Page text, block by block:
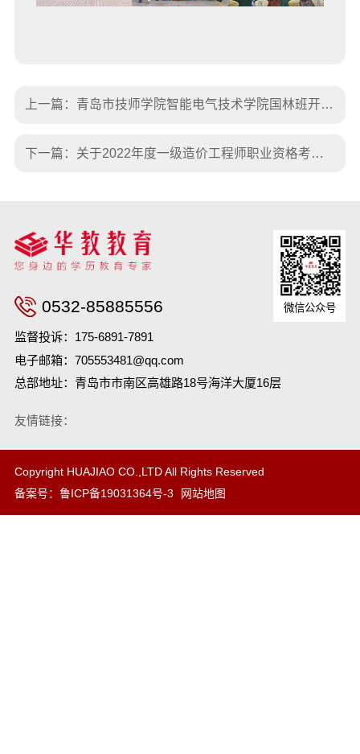
上一篇： 青岛市技师学院智能电气技术学院国林班开班仪式在该学院举行
下一篇： 关于2022年度一级造价工程师职业资格考试考务工作有关问题的通知
0532-85885556
监督投诉： 175-6891-7891
电子邮箱： 705553481@qq.com
总部地址： 青岛市市南区高雄路18号海洋大厦16层
微信公众号
友情链接：
Copyright HUAJIAO CO.,LTD All Rights Reserved
备案号： 鲁ICP备19031364号-3 网站地图